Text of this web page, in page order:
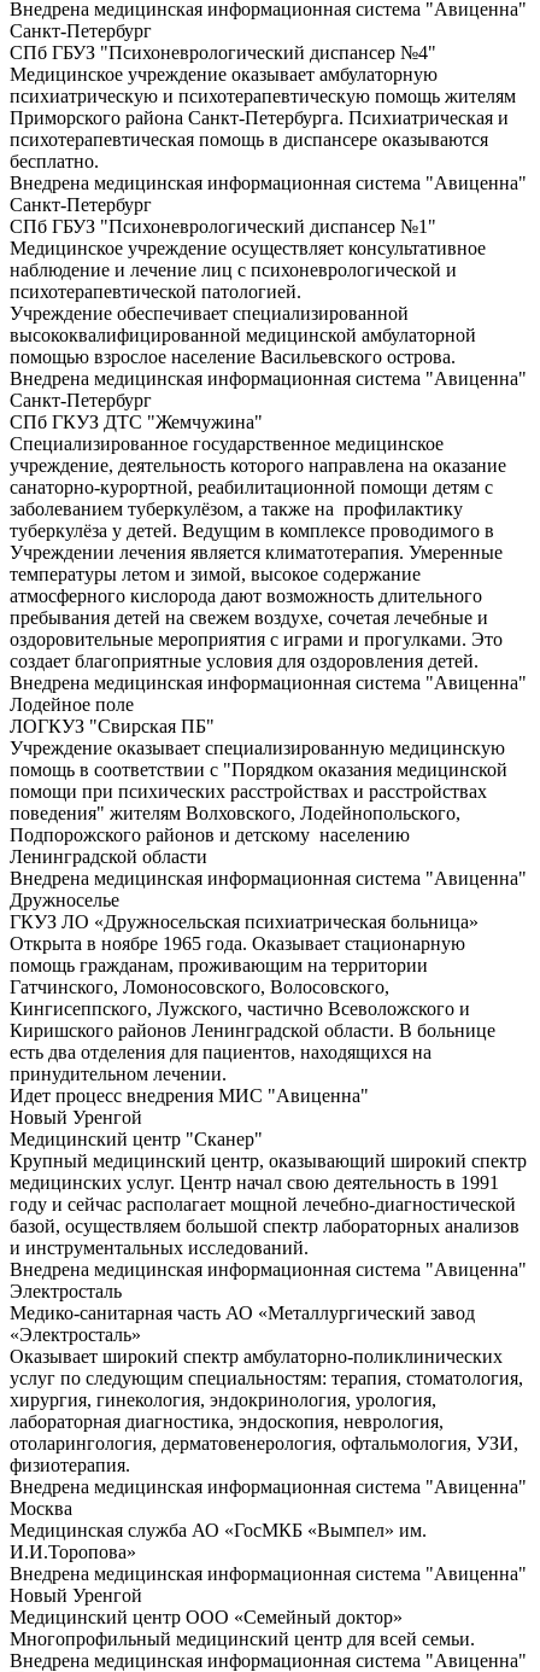
Внедрена медицинская информационная система "Авиценна"
Санкт-Петербург
СПб ГБУЗ "Психоневрологический диспансер №4"
Медицинское учреждение оказывает амбулаторную
психиатрическую и психотерапевтическую помощь жителям
Приморского района Санкт-Петербурга. Психиатрическая и
психотерапевтическая помощь в диспансере оказываются
бесплатно.
Внедрена медицинская информационная система "Авиценна"
Санкт-Петербург
СПб ГБУЗ "Психоневрологический диспансер №1"
Медицинское учреждение осуществляет консультативное
наблюдение и лечение лиц с психоневрологической и
психотерапевтической патологией.
Учреждение обеспечивает специализированной
высококвалифицированной медицинской амбулаторной
помощью взрослое население Васильевского острова.
Внедрена медицинская информационная система "Авиценна"
Санкт-Петербург
СПб ГКУЗ ДТС "Жемчужина"
Специализированное государственное медицинское
учреждение, деятельность которого направлена на оказание
санаторно-курортной, реабилитационной помощи детям с
заболеванием туберкулёзом, а также на профилактику
туберкулёза у детей. Ведущим в комплексе проводимого в
Учреждении лечения является климатотерапия. Умеренные
температуры летом и зимой, высокое содержание
атмосферного кислорода дают возможность длительного
пребывания детей на свежем воздухе, сочетая лечебные и
оздоровительные мероприятия с играми и прогулками. Это
создает благоприятные условия для оздоровления детей.
Внедрена медицинская информационная система "Авиценна"
Лодейное поле
ЛОГКУЗ "Свирская ПБ"
Учреждение оказывает специализированную медицинскую
помощь в соответствии с "Порядком оказания медицинской
помощи при психических расстройствах и расстройствах
поведения" жителям Волховского, Лодейнопольского,
Подпорожского районов и детскому населению
Ленинградской области
Внедрена медицинская информационная система "Авиценна"
Дружноселье
ГКУЗ ЛО «Дружносельская психиатрическая больница»
Открыта в ноябре 1965 года. Оказывает стационарную
помощь гражданам, проживающим на территории
Гатчинского, Ломоносовского, Волосовского,
Кингисеппского, Лужского, частично Всеволожского и
Киришского районов Ленинградской области. В больнице
есть два отделения для пациентов, находящихся на
принудительном лечении.
Идет процесс внедрения МИС "Авиценна"
Новый Уренгой
Медицинский центр "Сканер"
Крупный медицинский центр, оказывающий широкий спектр
медицинских услуг. Центр начал свою деятельность в 1991
году и сейчас располагает мощной лечебно-диагностической
базой, осуществляем большой спектр лабораторных анализов
и инструментальных исследований.
Внедрена медицинская информационная система "Авиценна"
Электросталь
Медико-санитарная часть АО «Металлургический завод
«Электросталь»
Оказывает широкий спектр амбулаторно-поликлинических
услуг по следующим специальностям: терапия, стоматология,
хирургия, гинекология, эндокринология, урология,
лабораторная диагностика, эндоскопия, неврология,
отоларингология, дерматовенерология, офтальмология, УЗИ,
физиотерапия.
Внедрена медицинская информационная система "Авиценна"
Москва
Медицинская служба АО «ГосМКБ «Вымпел» им.
И.И.Торопова»
Внедрена медицинская информационная система "Авиценна"
Новый Уренгой
Медицинский центр ООО «Семейный доктор»
Многопрофильный медицинский центр для всей семьи.
Внедрена медицинская информационная система "Авиценна"